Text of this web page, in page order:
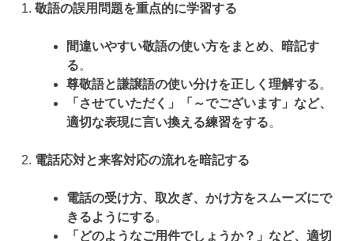
敬語の誤用問題を重点的に学習する
間違いやすい敬語の使い方をまとめ、暗記す
る。
尊敬語と謙譲語の使い分けを正しく理解する。
「させていただく」「～でございます」など、
適切な表現に言い換える練習をする。
電話応対と来客対応の流れを暗記する
電話の受け方、取次ぎ、かけ方をスムーズにで
きるようにする。
「どのようなご用件でしょうか？」など、適切